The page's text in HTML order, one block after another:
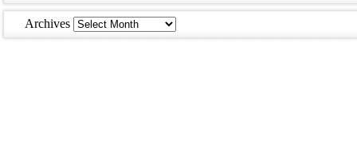
Archives Archives